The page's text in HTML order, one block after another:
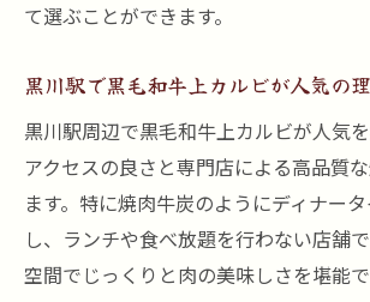
て選ぶことができます。
黒川駅で黒毛和牛上カルビが人気の
黒川駅周辺で黒毛和牛上カルビが人気を
アクセスの良さと専門店による高品質
ます。特に焼肉牛炭のようにディナー
し、ランチや食べ放題を行わない店舗
空間でじっくりと肉の美味しさを堪能で